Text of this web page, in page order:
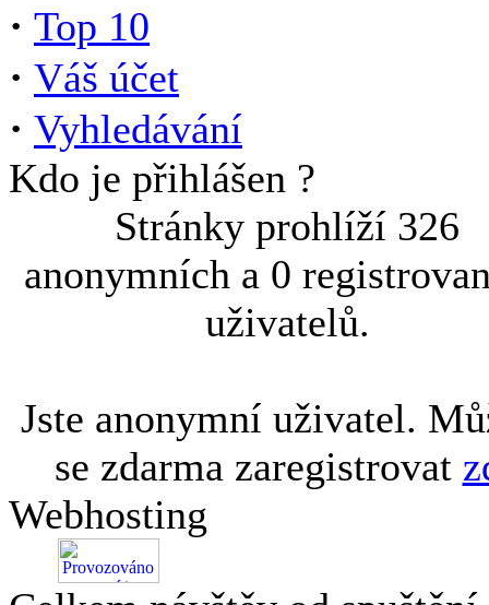
· Top 10
· Váš účet
· Vyhledávání
Kdo je přihlášen ?
Stránky prohlíží 326
anonymních a 0
uživatelů.
Jste anonymní uživatel.
se zdarma zaregistrovat
Webhosting